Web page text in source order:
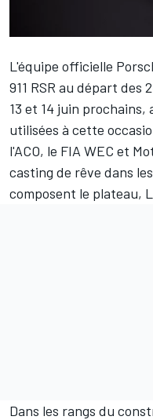
L'équipe officielle
911 RSR au départ des
13 et 14 juin
utilisées à cette
l'ACO, le FIA WEC et
casting de rêve dans
composent le plateau,
Dans les rangs du